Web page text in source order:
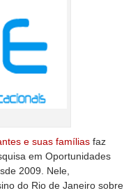
e suas famílias faz
em Oportunidades
2009. Nele,
do Rio de Janeiro sobre